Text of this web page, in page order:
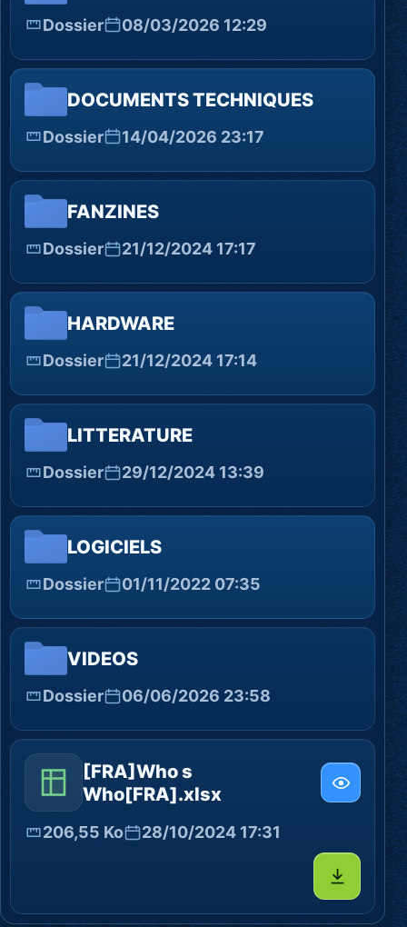
Dossier 08/03/2026 12:29
DOCUMENTS TECHNIQUES
Dossier 14/04/2026 23:17
FANZINES
Dossier 21/12/2024 17:17
HARDWARE
Dossier 21/12/2024 17:14
LITTERATURE
Dossier 29/12/2024 13:39
LOGICIELS
Dossier 01/11/2022 07:35
VIDEOS
Dossier 06/06/2026 23:58
[FRA]Who s
Who[FRA].xlsx
206,55 Ko 28/10/2024 17:31